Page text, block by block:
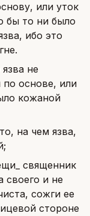
или уток
бы то ни было
ибо это
не
по основе, или
кожаной
на чем язва,
священник
своего и не
сожги ее
стороне